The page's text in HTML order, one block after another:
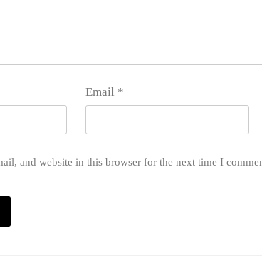
Email *
and website in this browser for the next time I